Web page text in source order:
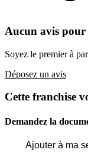
Aucun avis pour
Soyez le premier à
Déposez un avis
Cette franchise
Demandez la
Ajouter à ma